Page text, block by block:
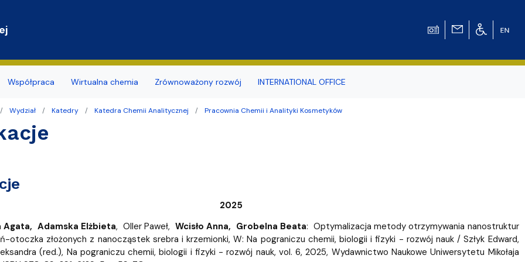
zatrudnienia
studentów
budynku
sieci i www
i Obsługi Technicznej
Fizyko-Chemicznych
Dokumenty związane z BHP
naukowe
Współpraca Wirtualna chemia
i Radiochemii Środowiska
Ogólnej i Nieorganicznej
Teoretycznej
i Popularyzacji Nauki
Koło Naukowe Ochrony Środowiska
Zrównoważony rozwój INTERNATIONAL OFFICE
Wydział Katedry Katedra Chemii Analitycznej Pracownia Chemii i Analityki Kosmetyków
2025
Agata, Adamska Elżbieta, Oller Paweł, Wcisło Anna, Grobelna Beata: Optymalizacja metody otrzymywania nanostruktur
otoczka złożonych z nanocząstek srebra i krzemionki, W: Na pograniczu chemii, biologii i fizyki - rozwój nauk / Szłyk Edward,
(red.), Na pograniczu chemii, biologii i fizyki - rozwój nauk, vol. 6, 2025, Wydawnictwo Naukowe Uniwersytetu Mikołaja